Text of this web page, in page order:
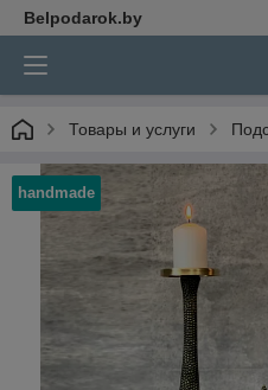
Belpodarok.by
Товары и услуги
handmade